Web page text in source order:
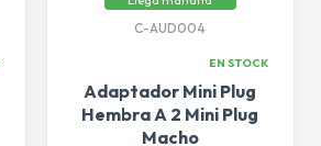
C-AUD004
EN STOCK
Adaptador Mini Plug
Hembra A 2 Mini Plug
Macho